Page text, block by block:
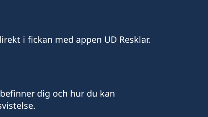
i fickan med appen UD Resklar.
dig och hur du kan